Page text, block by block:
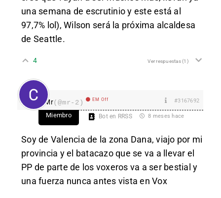
una semana de escrutinio y este está al
97,7% lol), Wilson será la próxima alcaldesa
de Seattle.
4 Ver respuestas(1)
Mr(@mr-2) EM Off #3167692
Miembro Bot en RRSS 8 meses hace
Soy de Valencia de la zona Dana, viajo por mi
provincia y el batacazo que se va a llevar el
PP de parte de los voxeros va a ser bestial y
una fuerza nunca antes vista en Vox